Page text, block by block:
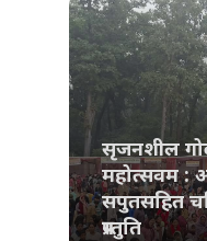
सृजनशील
महोत्सवम :
सपुतसहित
प्रस्तुति